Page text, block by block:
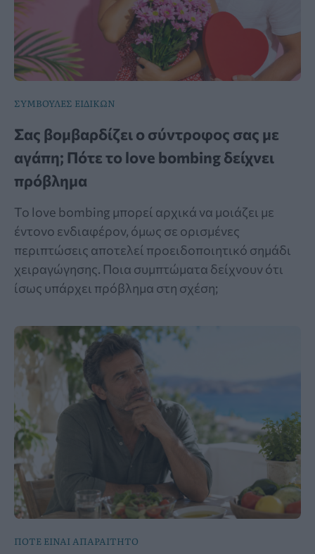
ΣΥΜΒΟΥΛΕΣ ΕΙΔΙΚΩΝ
Σας βομβαρδίζει ο σύντροφος σας με
αγάπη; Πότε το love bombing δείχνει
πρόβλημα
Το love bombing μπορεί αρχικά να μοιάζει με
έντονο ενδιαφέρον, όμως σε ορισμένες
περιπτώσεις αποτελεί προειδοποιητικό σημάδι
χειραγώγησης. Ποια συμπτώματα δείχνουν ότι
ίσως υπάρχει πρόβλημα στη σχέση;
ΠΟΤΕ ΕΙΝΑΙ ΑΠΑΡΑΙΤΗΤΟ